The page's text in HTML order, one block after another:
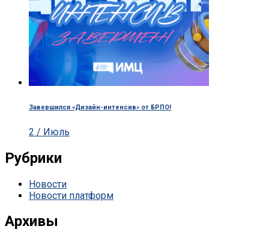
Завершился «Дизайн-интенсив» от БРПО!
2 / Июль
Рубрики
Новости
Новости платформ
Архивы